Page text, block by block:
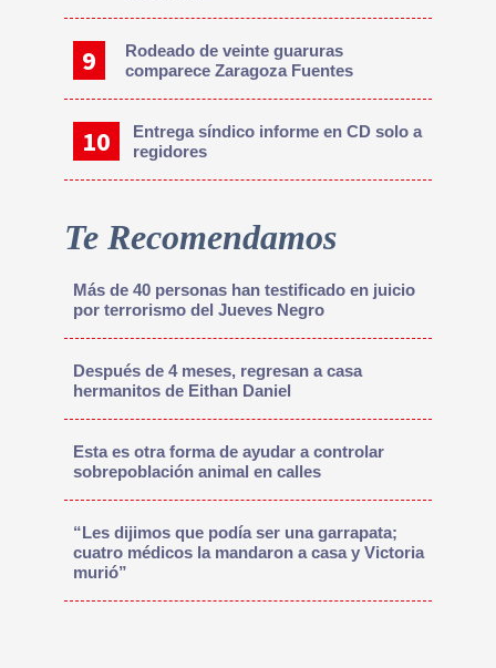
Rodeado de veinte guaruras
comparece Zaragoza Fuentes
Entrega síndico informe en CD solo a
regidores
Te Recomendamos
Más de 40 personas han testificado en juicio
por terrorismo del Jueves Negro
Después de 4 meses, regresan a casa
hermanitos de Eithan Daniel
Esta es otra forma de ayudar a controlar
sobrepoblación animal en calles
“Les dijimos que podía ser una garrapata;
cuatro médicos la mandaron a casa y Victoria
murió”